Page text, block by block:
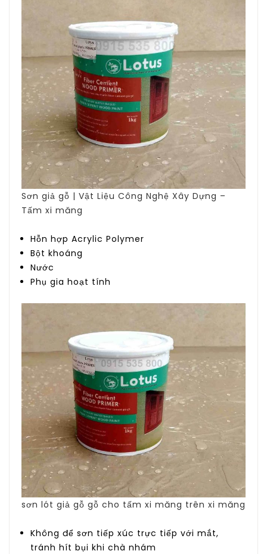
Sơn giả gỗ | Vật Liệu Công Nghệ Xây Dựng –
Tấm xi măng
Hỗn hợp Acrylic Polymer
Bột khoáng
Nước
Phụ gia hoạt tính
sơn lót giả gỗ gỗ cho tấm xi măng trên xi măng
Không để sơn tiếp xúc trực tiếp với mắt,
tránh hít bụi khi chà nhám